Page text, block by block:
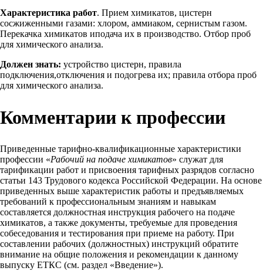
Характеристика работ. Прием химикатов, цистерн
сосжиженными газами: хлором, аммиаком, сернистым газом.
Перекачка химикатов иподача их в производство. Отбор проб
для химического анализа.
Должен знать: устройство цистерн, правила
подключения,отключения и подогрева их; правила отбора проб
для химического анализа.
Комментарии к профессии
Приведенные тарифно-квалификационные характеристики
профессии «Рабочий на подаче химикатов» служат для
тарификации работ и присвоения тарифных разрядов согласно
статьи 143 Трудового кодекса Российской Федерации. На основе
приведенных выше характеристик работы и предъявляемых
требований к профессиональным знаниям и навыкам
составляется должностная инструкция рабочего на подаче
химикатов, а также документы, требуемые для проведения
собеседования и тестирования при приеме на работу. При
составлении рабочих (должностных) инструкций обратите
внимание на общие положения и рекомендации к данному
выпуску ЕТКС (см. раздел «Введение»).